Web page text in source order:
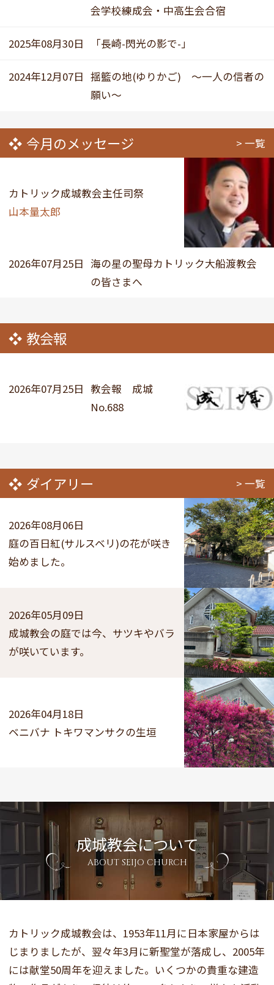
会学校練成会・中高生会合宿
2025年08月30日 「長崎-閃光の影で-」
2024年12月07日 揺籃の地(ゆりかご) ～一人の信者の
願い～
今月のメッセージ 一覧
カトリック成城教会主任司祭
山本量太郎
2026年07月25日 海の星の聖母カトリック大船渡教会
の皆さまへ
教会報
2026年07月25日 教会報 成城
No.688
ダイアリー 一覧
2026年08月06日
庭の百日紅(サルスベリ)の花が咲き
始めました。
2026年05月09日
成城教会の庭では今、サツキやバラ
が咲いています。
2026年04月18日
ベニバナ トキワマンサクの生垣
成城教会について
ABOUT SEIJO CHURCH
カトリック成城教会は、1953年11月に日本家屋からは
じまりましたが、翌々年3月に新聖堂が落成し、2005年
には献堂50周年を迎えました。いくつかの貴重な建造